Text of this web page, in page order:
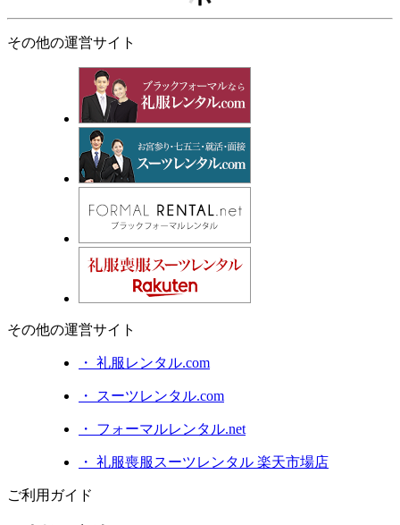
その他の運営サイト
その他の運営サイト
・ 礼服レンタル.com
・ スーツレンタル.com
・ フォーマルレンタル.net
・ 礼服喪服スーツレンタル 楽天市場店
ご利用ガイド